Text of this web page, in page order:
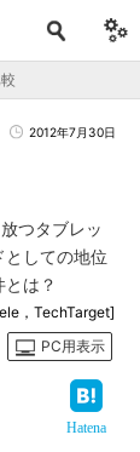
2012年7月30日
つタブレッ
としての地位
は？
，TechTarget]
PC用表示
Hatena